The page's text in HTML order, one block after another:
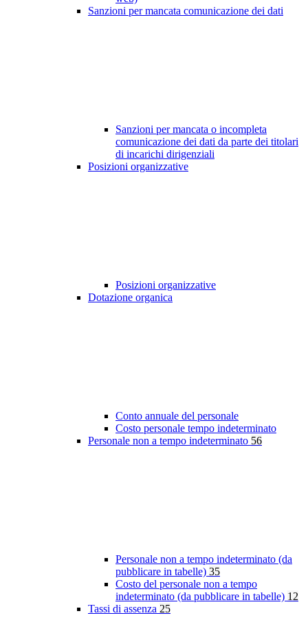
Sanzioni per mancata comunicazione dei dati
Sanzioni per mancata o incompleta
comunicazione dei dati da parte dei titolari
di incarichi dirigenziali
Posizioni organizzative
Posizioni organizzative
Dotazione organica
Conto annuale del personale
Costo personale tempo indeterminato
Personale non a tempo indeterminato 56
Personale non a tempo indeterminato (da
pubblicare in tabelle) 35
Costo del personale non a tempo
indeterminato (da pubblicare in tabelle) 12
Tassi di assenza 25